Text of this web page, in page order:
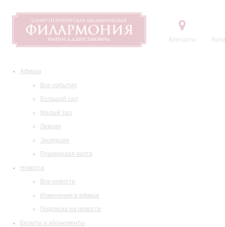
Контакты
Афиша
Все события
Большой зал
Малый зал
Лекции
Экскурсии
Пушкинская карта
Новости
Все новости
Изменения в афише
Подписка на новости
Билеты и абонементы